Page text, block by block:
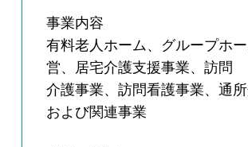
事業内容
有料老人ホーム、グループホ
営、居宅介護支援事業、訪問
介護事業、訪問看護事業、通
および関連事業